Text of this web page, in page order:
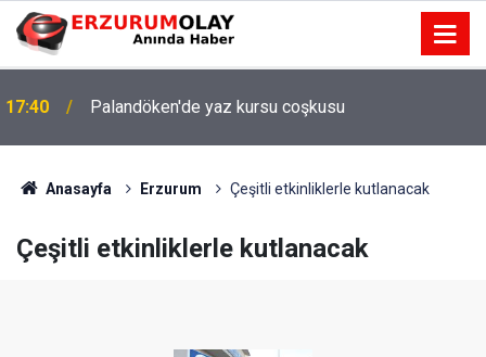
17:40 Palandöken'de yaz kursu coşkusu
Anasayfa Erzurum Çeşitli etkinliklerle kutlanacak
Çeşitli etkinliklerle kutlanacak